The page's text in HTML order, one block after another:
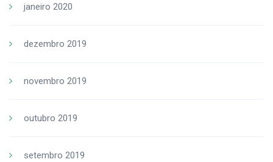
janeiro 2020
dezembro 2019
novembro 2019
outubro 2019
setembro 2019